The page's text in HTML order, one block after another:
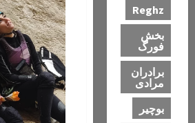
Reghz
بخش
فورگ
برادران
مرادی
بوچیر